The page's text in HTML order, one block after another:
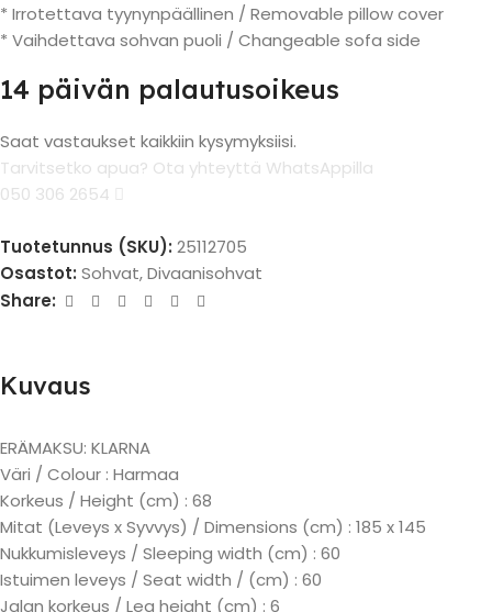
* Irrotettava tyynynpäällinen / Removable pillow cover
* Vaihdettava sohvan puoli / Changeable sofa side
14 päivän palautusoikeus
Saat vastaukset kaikkiin kysymyksiisi.
Tarvitsetko apua? Ota yhteyttä WhatsAppilla
050 306 2654
Tuotetunnus (SKU): 25112705
Osastot: Sohvat,Divaanisohvat
Share:
Kuvaus
ERÄMAKSU: KLARNA
Väri / Colour : Harmaa
Korkeus / Height (cm) : 68
Mitat (Leveys x Syvvys) / Dimensions (cm) : 185 x 145
Nukkumisleveys / Sleeping width (cm) : 60
Istuimen leveys / Seat width / (cm) : 60
Jalan korkeus / Leg height (cm) : 6